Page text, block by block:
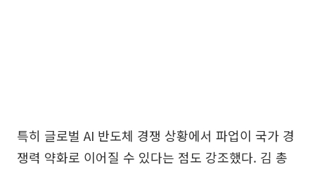
특히 글로벌 AI 반도체 경쟁 상황에서 파업이 국가 경
쟁력 약화로 이어질 수 있다는 점도 강조했다. 김 총